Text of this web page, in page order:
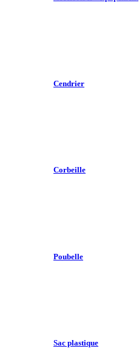
Cendrier
Corbeille
Poubelle
Sac plastique